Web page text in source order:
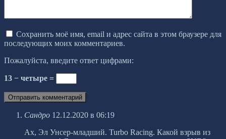
Сохранить моё имя, email и адрес сайта в этом браузере для
последующих моих комментариев.
Пожалуйста, введите ответ цифрами:
13 − четыре =
Сандро 12.12.2020 в 06:19
Ах, Эл Унсер-младший. Turbo Racing. Какой взрыв из